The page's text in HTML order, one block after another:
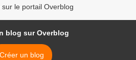
le portail Overblog
blog sur Overblog
Créer un blog